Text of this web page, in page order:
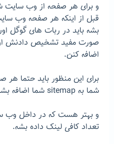
و برای هر صفحه از وب
قبل از اینکه هر صفحه وب
بشه باید در ربات های گوگل
صورت مفید تشخیص دادنش
اضافه کنن.
برای این منظور باید حتما
شما به sitemap شما اضافه بشه.
و بهتر هست که در داخل وب
تعداد کافی لینک داده بشه.